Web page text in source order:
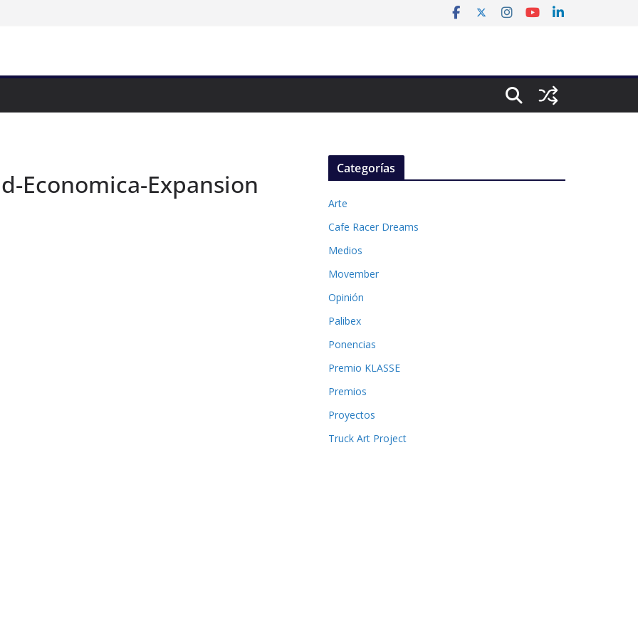
Economica-Expansion
Categorías
Arte
Cafe Racer Dreams
Medios
Movember
Opinión
Palibex
Ponencias
Premio KLASSE
Premios
Proyectos
Truck Art Project